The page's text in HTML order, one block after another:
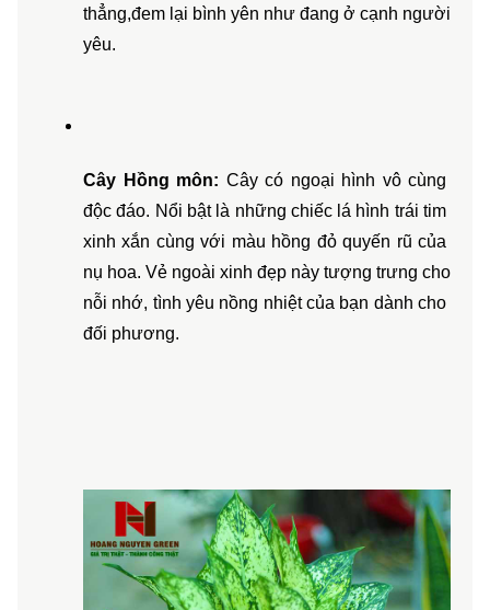
thẳng,đem lại bình yên như đang ở cạnh người
yêu.
Cây Hồng môn: Cây có ngoại hình vô cùng
độc đáo. Nổi bật là những chiếc lá hình trái tim
xinh xắn cùng với màu hồng đỏ quyến rũ của
nụ hoa. Vẻ ngoài xinh đẹp này tượng trưng cho
nỗi nhớ, tình yêu nồng nhiệt của bạn dành cho
đối phương.